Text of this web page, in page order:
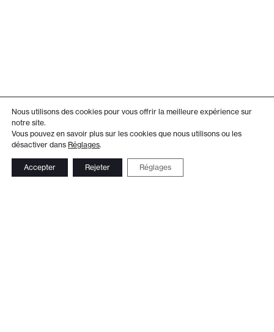
Nous utilisons des cookies pour vous offrir la meilleure expérience sur
notre site.
Vous pouvez en savoir plus sur les cookies que nous utilisons ou les
désactiver dans Réglages.
Accepter Rejeter Réglages